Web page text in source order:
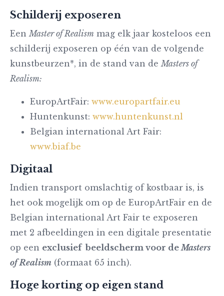
Schilderij exposeren
EenMaster of Realism mag elk jaar kosteloos een
schilderij exposeren op één van de volgende
kunstbeurzen*, in de stand van deMasters of
Realism:
EuropArtFair: www.europartfair.eu
Huntenkunst: www.huntenkunst.nl
Belgian international Art Fair:
www.biaf.be
Digitaal
Indien transport omslachtig of kostbaar is, is
het ook mogelijk om op de EuropArtFair en de
Belgian international Art Fair te exposeren
met 2 afbeeldingen in een digitale presentatie
op een exclusief beeldscherm voor deMasters
of Realism (formaat 65 inch).
Hoge korting op eigen stand